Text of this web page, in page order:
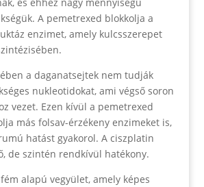
A pemetrexed blokkolja a
enzimet, amely kulcsszerepet
a daganatsejtek nem tudják
nukleotidokat, ami végső soron
vezet. Ezen kívül a pemetrexed
más folsav-érzékeny enzimeket is,
hatást gyakorol. A ciszplatin
de szintén rendkívül hatékony.
alapú vegyület, amely képes